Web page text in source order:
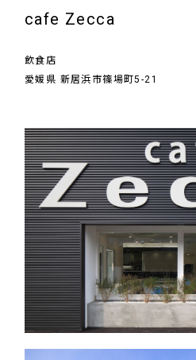
cafe Zecca
飲食店
愛媛県 新居浜市篠場町5-21